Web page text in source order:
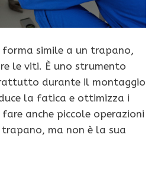
simile a un trapano,
le viti. È uno strumento
durante il montaggio
la fatica e ottimizza i
anche piccole operazioni
ma non è la sua